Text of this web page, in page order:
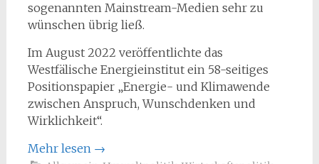
sogenannten Mainstream-Medien sehr zu
wünschen übrig ließ.
Im August 2022 veröffentlichte das
Westfälische Energieinstitut ein 58-seitiges
Positionspapier „Energie- und Klimawende
zwischen Anspruch, Wunschdenken und
Wirklichkeit“.
Mehr lesen →